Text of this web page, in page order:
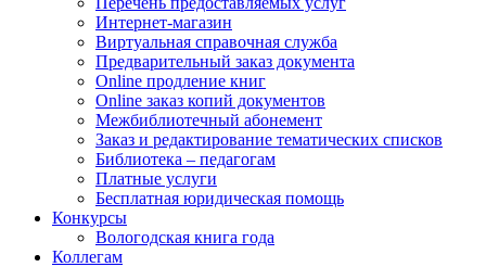
Интернет-магазин
Виртуальная справочная служба
Предварительный заказ документа
Online продление книг
Online заказ копий документов
Межбиблиотечный абонемент
Заказ и редактирование тематических списков
Библиотека – педагогам
Платные услуги
Бесплатная юридическая помощь
Конкурсы
Вологодская книга года
Коллегам